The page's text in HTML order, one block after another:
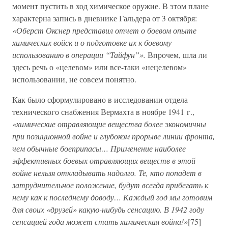
момент пустить в ход химическое оружие. В этом плане
характерна запись в дневнике Гальдера от 3 октября:
«Оберст Окснер представил отчет о боевом опыте
химических войск и о подготовке их к боевому
использованию в операции “Тайфун”». Впрочем, шла ли
здесь речь о «целевом» или все-таки «нецелевом»
использовании, не совсем понятно.
Как было сформулировано в исследовании отдела
технического снабжения Вермахта в ноябре 1941 г.,
«химические отравляющие вещества более экономичны
при позиционной войне и глубоком прорыве линии фронта,
чем обычные боеприпасы… Применение наиболее
эффективных боевых отравляющих веществ в этой
войне нельзя откладывать надолго. Те, кто попадет в
затруднительное положение, будут всегда прибегать к
нему как к последнему доводу… Каждый год мы готовим
для своих «друзей» какую-нибудь сенсацию. В 1942 году
сенсацией года может стать химическая война!»[75]